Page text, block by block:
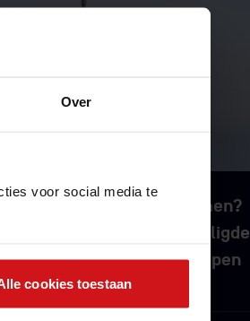
Over
voor social media te
cookies toestaan
Phishing aanval voorkomen?
Waarom zelfs goed beveiligde
organisaties nog risico lopen
4 min leestijd